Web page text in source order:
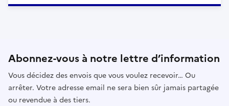
Abonnez-vous à notre lettre d’information
Vous décidez des envois que vous voulez recevoir… Ou
arrêter. Votre adresse email ne sera bien sûr jamais partagée
ou revendue à des tiers.